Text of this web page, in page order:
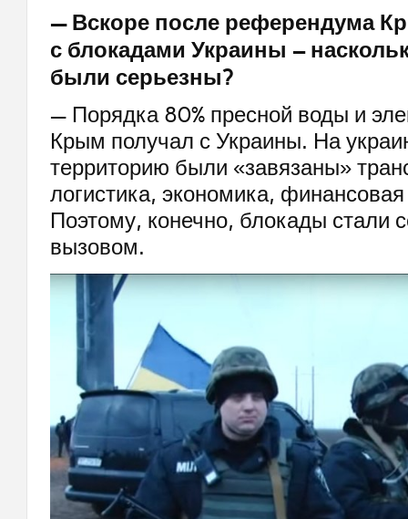
— Вскоре после референдума
с блокадами Украины –
были серьезны?
— Порядка 80% пресной воды и
Крым получал с Украины. На
территорию были «завязаны»
логистика, экономика,
Поэтому, конечно, блокады стали
вызовом.